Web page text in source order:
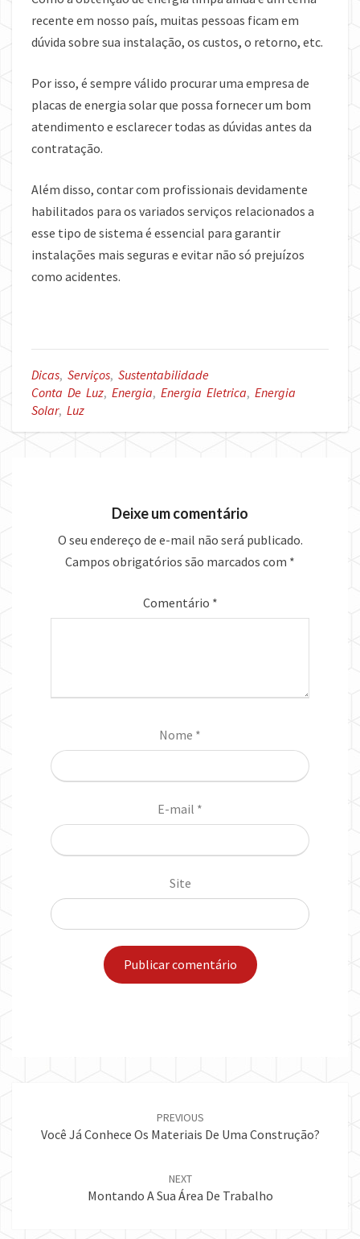
recente em nosso país, muitas pessoas ficam em
dúvida sobre sua instalação, os custos, o retorno, etc.
Por isso, é sempre válido procurar uma empresa de
placas de energia solar que possa fornecer um bom
atendimento e esclarecer todas as dúvidas antes da
contratação.
Além disso, contar com profissionais devidamente
habilitados para os variados serviços relacionados a
esse tipo de sistema é essencial para garantir
instalações mais seguras e evitar não só prejuízos
como acidentes.
Dicas, Serviços, Sustentabilidade
Conta De Luz, Energia, Energia Eletrica, Energia
Solar, Luz
Deixe um comentário
O seu endereço de e-mail não será publicado.
Campos obrigatórios são marcados com *
Comentário *
Nome *
E-mail *
Site
PREVIOUS
Você Já Conhece Os Materiais De Uma Construção?
NEXT
Montando A Sua Área De Trabalho